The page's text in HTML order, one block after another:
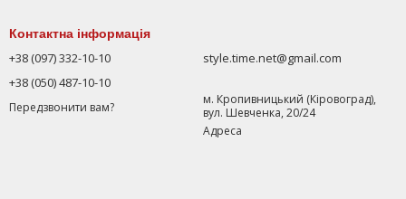
Контактна інформація
+38 (097) 332-10-10
+38 (050) 487-10-10
Передзвонити вам?
style.time.net@gmail.com
м. Кропивницький (Кіровоград),
вул. Шевченка, 20/24
Адреса